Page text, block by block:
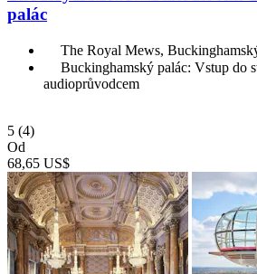
palác
The Royal Mews,
Buckinghamský palác: Vstup do
audioprůvodcem
5 (4)
Od
68,65 US$